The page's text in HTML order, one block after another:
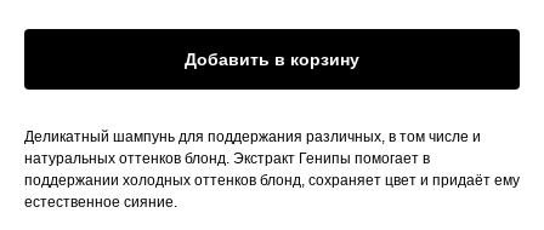
Добавить в корзину
Деликатный шампунь для поддержания различных, в том числе и
натуральных оттенков блонд. Экстракт Генипы помогает в
поддержании холодных оттенков блонд, сохраняет цвет и придаёт ему
естественное сияние.